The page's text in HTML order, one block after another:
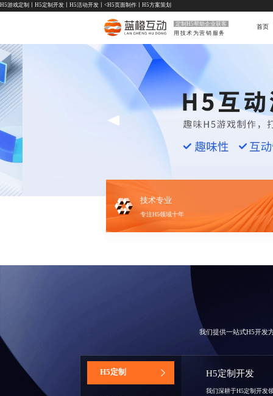
H5游戏定制 H5定制开发 H5活动开发 丨<H5页面制作 H5方案策划
定制H5帮助企业获客
用技术为营销服务
首页
技术专业
专注H5领域十年
我们提供一站式H5开发
‌H5定制 H5定制开发
我们深耕于H5定制开发